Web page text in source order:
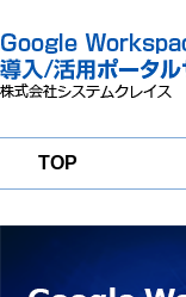
TOP